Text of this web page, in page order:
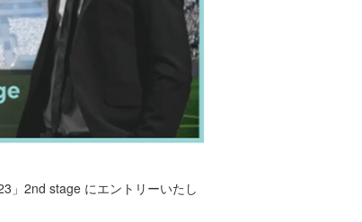
」2nd stage にエントリーいたし